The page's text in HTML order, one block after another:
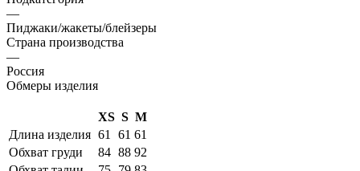
—
Пиджаки/жакеты/блейзеры
Страна производства
—
Россия
Обмеры изделия
XS S M
Длина изделия 61 61 61
Обхват груди
84 88 92